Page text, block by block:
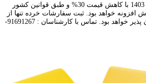
تمامی محصولات در سال 1403 با کاهش قیمت 30% و طبق قوانین کشور
ارزش افزونه خواهد بود. ثبت سفارشات خرده تنها از
عاملیت های فروش امکان پذیر خواهد بود. تماس با کارشناسان : 91691267-